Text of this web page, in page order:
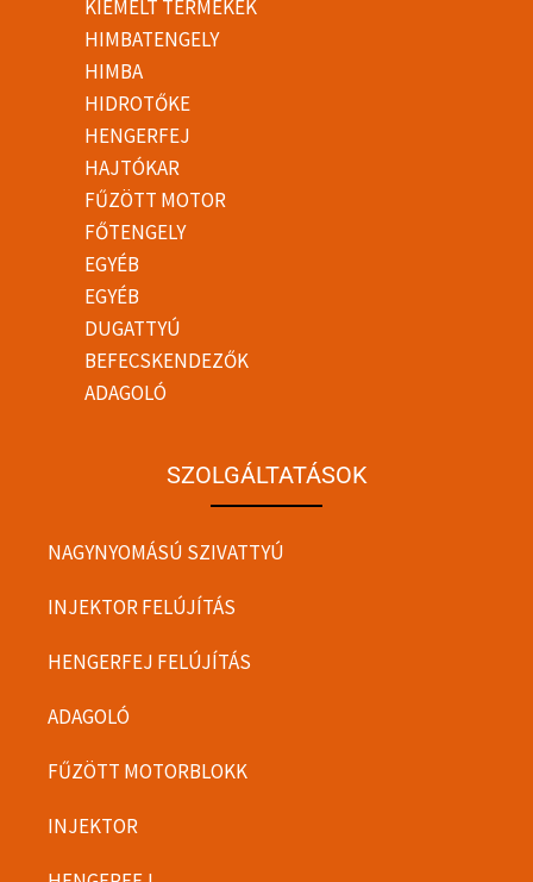
KIEMELT TERMÉKEK
HIMBATENGELY
HIMBA
HIDROTŐKE
HENGERFEJ
HAJTÓKAR
FŰZÖTT MOTOR
FŐTENGELY
EGYÉB
EGYÉB
DUGATTYÚ
BEFECSKENDEZŐK
ADAGOLÓ
SZOLGÁLTATÁSOK
NAGYNYOMÁSÚ SZIVATTYÚ
INJEKTOR FELÚJÍTÁS
HENGERFEJ FELÚJÍTÁS
ADAGOLÓ
FŰZÖTT MOTORBLOKK
INJEKTOR